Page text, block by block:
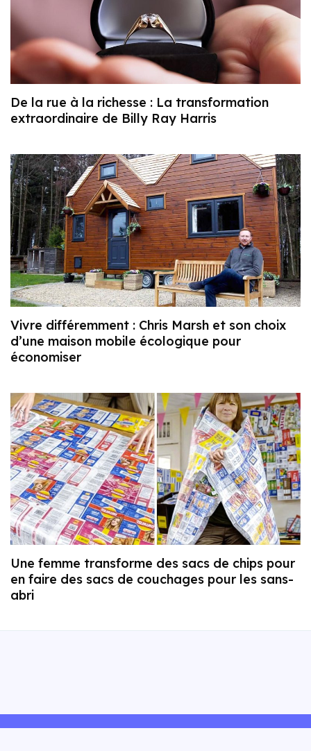
De la rue à la richesse : La transformation
extraordinaire de Billy Ray Harris
Vivre différemment : Chris Marsh et son choix
d’une maison mobile écologique pour
économiser
Une femme transforme des sacs de chips pour
en faire des sacs de couchages pour les sans-
abri